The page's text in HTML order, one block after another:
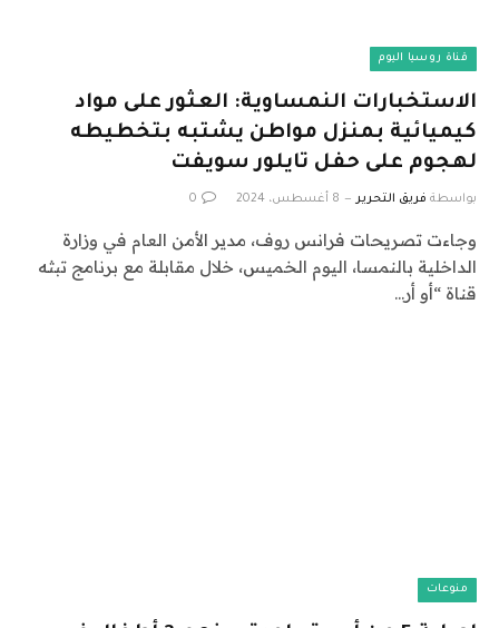
قناة روسيا اليوم
الاستخبارات النمساوية: العثور على مواد
كيميائية بمنزل مواطن يشتبه بتخطيطه
لهجوم على حفل تايلور سويفت
بواسطة فريق التحرير 8 أغسطس، 2024 0
وجاءت تصريحات فرانس روف، مدير الأمن العام في وزارة
الداخلية بالنمسا، اليوم الخميس، خلال مقابلة مع برنامج تبثه
قناة “أو أر…
منوعات